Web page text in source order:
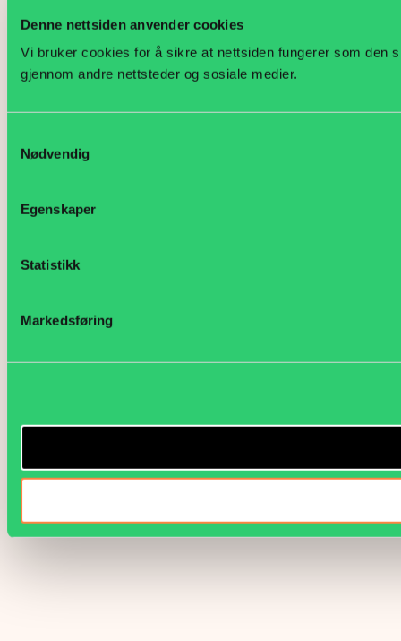
Denne nettsiden anvender cookies
Vi bruker cookies for å sikre at nettsiden fungerer som den
gjennom andre nettsteder og sosiale medier.
Nødvendig
Egenskaper
Statistikk
Markedsføring
Hei, jeg heter Nora. Hva kan jeg hjelpe med?